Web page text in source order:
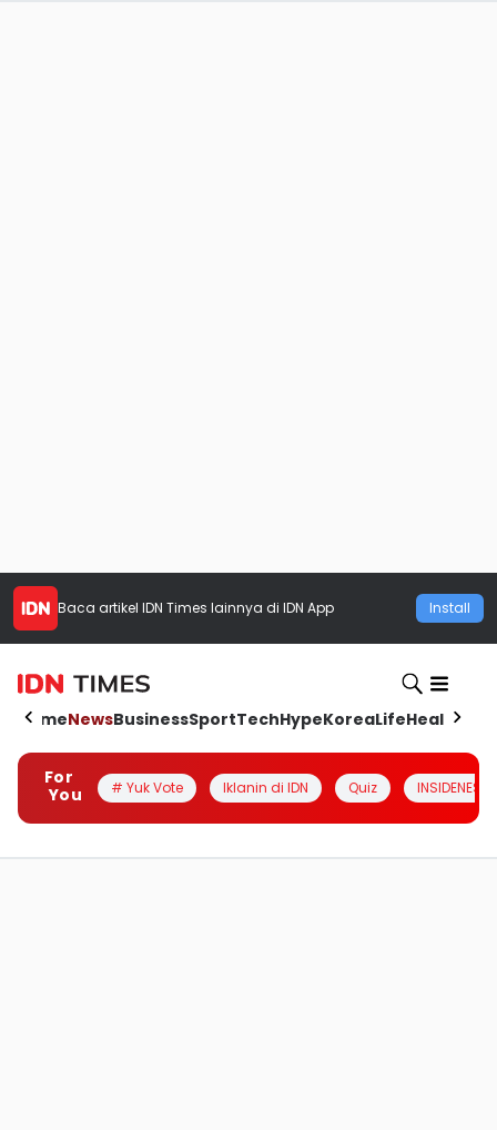
Baca artikel IDN Times lainnya di IDN App Install
HomeNewsBusinessSportTechHypeKoreaLifeHealth
For
You
# Yuk Vote Iklanin di IDN Quiz INSIDENESIA